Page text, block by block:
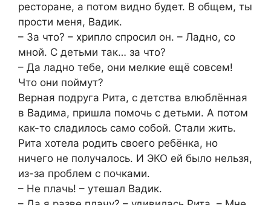
ресторане, а потом видно будет. В общем, ты
прости меня, Вадик.
– За что? – хрипло спросил он. – Ладно, со
мной. С детьми так… за что?
– Да ладно тебе, они мелкие ещё совсем!
Что они поймут?
Верная подруга Рита, с детства влюблённая
в Вадима, пришла помочь с детьми. А потом
как-то сладилось само собой. Стали жить.
Рита хотела родить своего ребёнка, но
ничего не получалось. И ЭКО ей было нельзя,
из-за проблем с почками.
– Не плачь! – утешал Вадик.